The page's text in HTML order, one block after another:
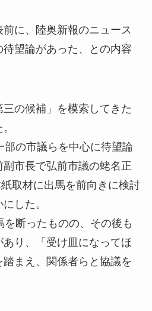
に、陸奥新報のニュース
望論があった、との内容
の候補」を模索してきた
部の市議らを中心に待望論
市長で弘前市議の蛯名正
取材に出馬を前向きに検討
した。
断ったものの、その後も
り、「受け皿になってほ
まえ、関係者らと協議を